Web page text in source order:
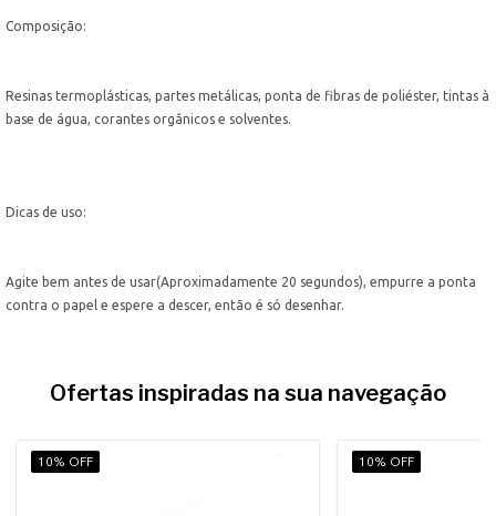
Composição:
Resinas termoplásticas, partes metálicas, ponta de fibras de poliéster, tintas à
base de água, corantes orgânicos e solventes.
Dicas de uso:
Agite bem antes de usar(Aproximadamente 20 segundos), empurre a ponta
contra o papel e espere a descer, então é só desenhar.
Ofertas inspiradas na sua navegação
10% OFF 10% OFF